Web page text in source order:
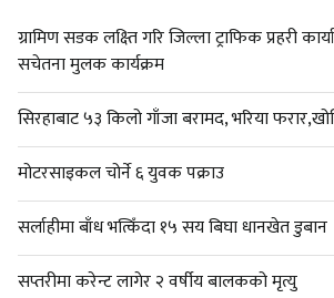
ग्रामिण सडक लक्ष्ति गरि जिल्ला ट्राफिक प्रहरी
सचेतना मुलक कार्यक्रम
सिरहाबाट ५३ किलो गाँजा बरामद, भरिया
मोटरसाइकल चोर्ने ६ युवक पक्राउ
सर्लाहीमा बाँध भत्किँदा १५ सय बिघा धानखेत डुबान
सप्तरीमा करेन्ट लागेर २ वर्षीय बालकको मृत्यु